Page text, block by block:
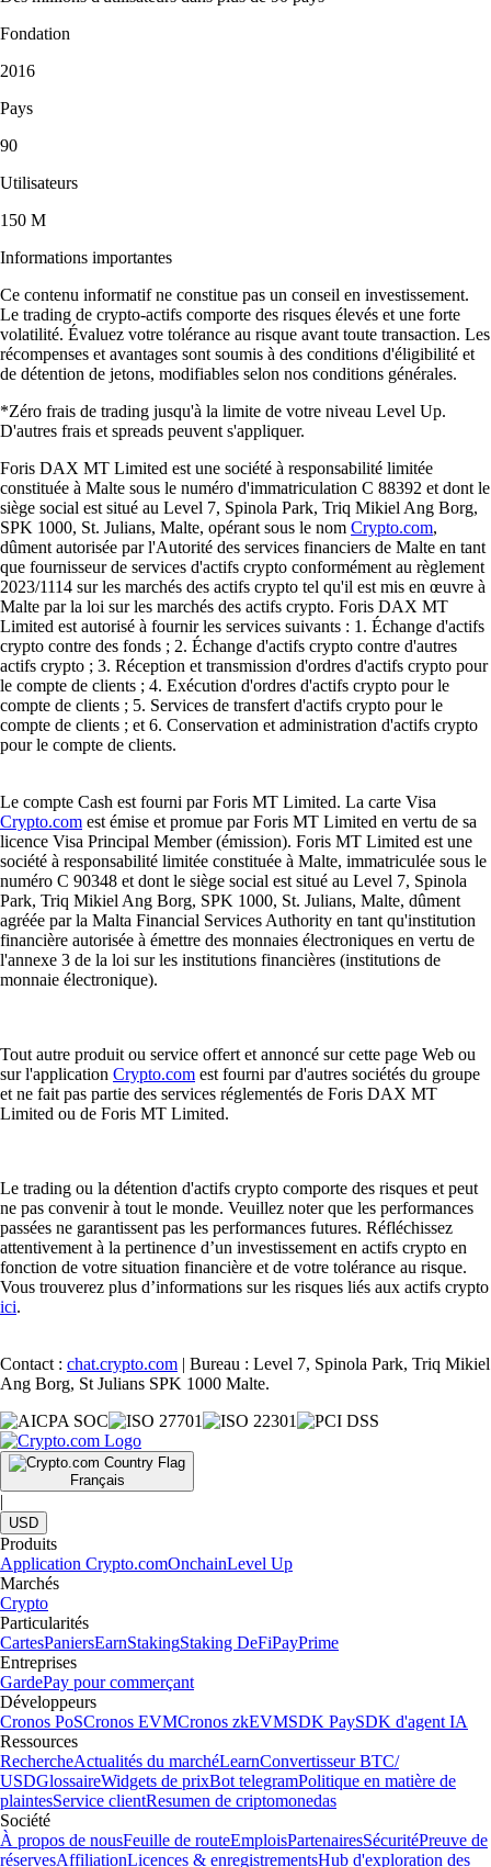
Fondation
2016
Pays
90
Utilisateurs
150 M
Informations importantes
Ce contenu informatif ne constitue pas un conseil en investissement.
Le trading de crypto-actifs comporte des risques élevés et une forte
volatilité. Évaluez votre tolérance au risque avant toute transaction. Les
récompenses et avantages sont soumis à des conditions d'éligibilité et
de détention de jetons, modifiables selon nos conditions générales.
*Zéro frais de trading jusqu'à la limite de votre niveau Level Up.
D'autres frais et spreads peuvent s'appliquer.
Foris DAX MT Limited est une société à responsabilité limitée
constituée à Malte sous le numéro d'immatriculation C 88392 et dont le
siège social est situé au Level 7, Spinola Park, Triq Mikiel Ang Borg,
SPK 1000, St. Julians, Malte, opérant sous le nom Crypto.com,
dûment autorisée par l'Autorité des services financiers de Malte en tant
que fournisseur de services d'actifs crypto conformément au règlement
2023/1114 sur les marchés des actifs crypto tel qu'il est mis en œuvre à
Malte par la loi sur les marchés des actifs crypto. Foris DAX MT
Limited est autorisé à fournir les services suivants : 1. Échange d'actifs
crypto contre des fonds ; 2. Échange d'actifs crypto contre d'autres
actifs crypto ; 3. Réception et transmission d'ordres d'actifs crypto pour
le compte de clients ; 4. Exécution d'ordres d'actifs crypto pour le
compte de clients ; 5. Services de transfert d'actifs crypto pour le
compte de clients ; et 6. Conservation et administration d'actifs crypto
pour le compte de clients.
Le compte Cash est fourni par Foris MT Limited. La carte Visa
Crypto.com est émise et promue par Foris MT Limited en vertu de sa
licence Visa Principal Member (émission). Foris MT Limited est une
société à responsabilité limitée constituée à Malte, immatriculée sous le
numéro C 90348 et dont le siège social est situé au Level 7, Spinola
Park, Triq Mikiel Ang Borg, SPK 1000, St. Julians, Malte, dûment
agréée par la Malta Financial Services Authority en tant qu'institution
financière autorisée à émettre des monnaies électroniques en vertu de
l'annexe 3 de la loi sur les institutions financières (institutions de
monnaie électronique).
Tout autre produit ou service offert et annoncé sur cette page Web ou
sur l'application Crypto.com est fourni par d'autres sociétés du groupe
et ne fait pas partie des services réglementés de Foris DAX MT
Limited ou de Foris MT Limited.
Le trading ou la détention d'actifs crypto comporte des risques et peut
ne pas convenir à tout le monde. Veuillez noter que les performances
passées ne garantissent pas les performances futures. Réfléchissez
attentivement à la pertinence d’un investissement en actifs crypto en
fonction de votre situation financière et de votre tolérance au risque.
Vous trouverez plus d’informations sur les risques liés aux actifs crypto
ici.
Contact : chat.crypto.com | Bureau : Level 7, Spinola Park, Triq Mikiel
Ang Borg, St Julians SPK 1000 Malte.
Français
|
USD
Produits
Application Crypto.comOnchainLevel Up
Marchés
Crypto
Particularités
CartesPaniersEarnStakingStaking DeFiPayPrime
Entreprises
GardePay pour commerçant
Développeurs
Cronos PoSCronos EVMCronos zkEVMSDK PaySDK d'agent IA
Ressources
RechercheActualités du marchéLearnConvertisseur BTC/
USDGlossaireWidgets de prixBot telegramPolitique en matière de
plaintesService clientResumen de criptomonedas
Société
À propos de nousFeuille de routeEmploisPartenairesSécuritéPreuve de
réservesAffiliationLicences & enregistrementsHub d'exploration des